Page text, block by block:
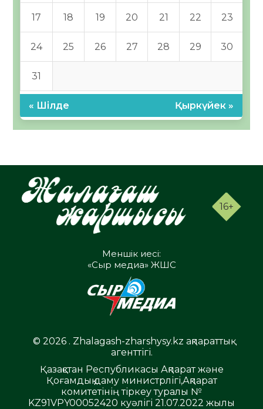
17 18 19 20 21 22 23
24 25 26 27 28 29 30
31
« Шілде Қыркүйек »
16+
Меншік иесі:
«Сыр медиа» ЖШС
© 2026 . Zhalagash-zharshysy.kz ақпараттық
агенттігі.
Қазақстан Республикасы Ақпарат және
Қоғамдық даму министрлігі,Ақпарат
комитетінің тіркеу туралы №
KZ91VPY00052420 куәлігі 21.07.2022 жылы